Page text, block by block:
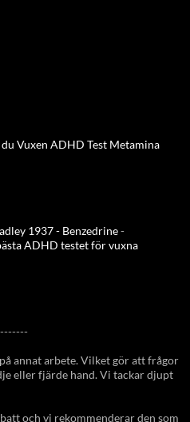
Vuxen ADHD Test Metamina
1937 - Benzedrine-
ADHD testet för vuxna
annat arbete. Vilket gör att frågor
eller fjärde hand. Vi tackar djupt
och vi rekommenderar den som